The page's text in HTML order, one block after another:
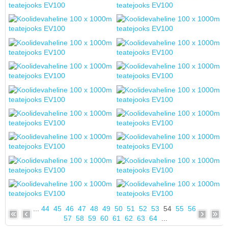
44 45 46 47 48 49 50 51 52 53 54 55 56
57 58 59 60 61 62 63 64...